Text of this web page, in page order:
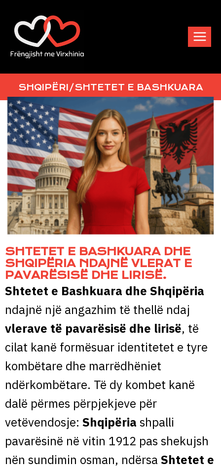
SHQIPËRI/SHETET E
BASHKUARA
SHQIPËRI/SHTETET E BASHKUARA
SHTETET E BASHKUARA DHE
SHQIPËRIA NDAJNË VLERAT E
PAVARËSISË DHE LIRISË.
Shtetet e Bashkuara dhe Shqipëria
ndajnë një angazhim të thellë ndaj
vlerave të pavarësisë dhe lirisë, të
cilat kanë formësuar identitetet e tyre
kombëtare dhe marrëdhëniet
ndërkombëtare. Të dy kombet kanë
dalë përmes përpjekjeve për
vetëvendosje: Shqipëria shpalli
pavarësinë në vitin 1912 pas shekujsh
nën sundimin osman, ndërsa Shtetet e